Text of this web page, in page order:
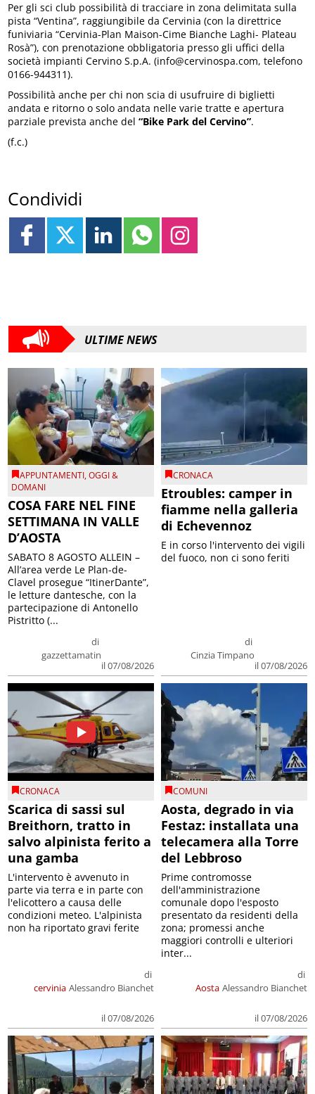
Per gli sci club possibilità di tracciare in zona delimitata sulla
pista “Ventina”, raggiungibile da Cervinia (con la direttrice
funiviaria “Cervinia-Plan Maison-Cime Bianche Laghi- Plateau
Rosà”), con prenotazione obbligatoria presso gli uffici della
società impianti Cervino S.p.A. (info@cervinospa.com, telefono
0166-944311).
Possibilità anche per chi non scia di usufruire di biglietti
andata e ritorno o solo andata nelle varie tratte e apertura
parziale prevista anche del“Bike Park del Cervino”.
(f.c.)
Condividi
ULTIME NEWS
APPUNTAMENTI,OGGI &
DOMANI
COSA FARE NEL FINE
SETTIMANA IN VALLE
D’AOSTA
di
gazzettamatin
il 07/08/2026
SABATO 8 AGOSTO ALLEIN –
All’area verde Le Plan-de-
Clavel prosegue “ItinerDante”,
le letture dantesche, con la
partecipazione di Antonello
Pistritto (...
CRONACA
Etroubles: camper in
fiamme nella galleria
di Echevennoz
di
Cinzia Timpano
il 07/08/2026
E in corso l'intervento dei vigili
del fuoco, non ci sono feriti
CRONACA
Scarica di sassi sul
Breithorn, tratto in
salvo alpinista ferito a
una gamba
cervinia
di
Alessandro Bianchet
il 07/08/2026
L'intervento è avvenuto in
parte via terra e in parte con
l'elicottero a causa delle
condizioni meteo. L'alpinista
non ha riportato gravi ferite
COMUNI
Aosta, degrado in via
Festaz: installata una
telecamera alla Torre
del Lebbroso
Aosta
di
Alessandro Bianchet
il 07/08/2026
Prime contromosse
dell'amministrazione
comunale dopo l'esposto
presentato da residenti della
zona; promessi anche
maggiori controlli e ulteriori
inter...